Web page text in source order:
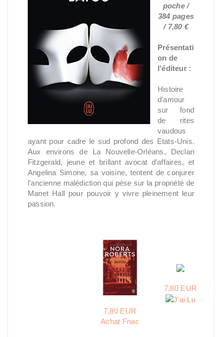
poche /
384 pages
/ 7,80 €
Présentati
on de
l'éditeur :
Histoire
d'amour
sur fond
de rites
vaudous
ayant pour cadre le sud profond des Etats-Unis.
Aux environs de La Nouvelle-Orléans, Declan
Fitzgerald, jeune et brillant avocat d'affaires, et
Angelina Simone, sa voisine, tentent de conjurer
l'ancienne malédiction qui pèse sur la propriété de
Manet Hall pour pouvoir y vivre pleinement leur
passion.
7,80 EUR
Achat Fnac
7,80 EUR